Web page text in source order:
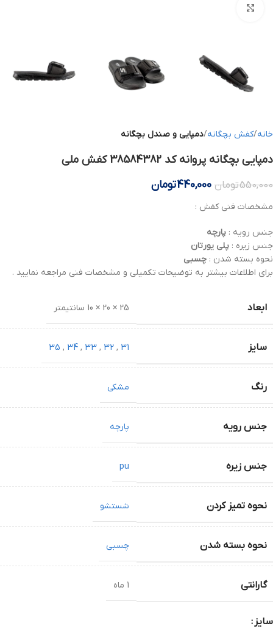
خانه کفش بچگانه دمپایی و صندل بچگانه
دمپایی بچگانه پروانه کد 38584382 کفش ملی
550,000تومان 440,000تومان
مشخصات فنی کفش :
جنس رویه : پارچه
جنس زیره : پلی یورتان
نحوه بسته شدن : چسبی
برای اطلاعات بیشتر به توضیحات تکمیلی و مشخصات فنی مراجعه نمایید .
ابعاد 25 × 20 × 10 سانتیمتر
سایز 31
,
32
,
33
,
34
,
35
رنگ مشکی
جنس رویه پارچه
جنس زیره pu
نحوه تمیز کردن شستشو
نحوه بسته شدن چسبی
گارانتی 1 ماه
سایز